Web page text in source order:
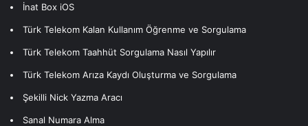
İnat Box iOS
Türk Telekom Kalan Kullanım Öğrenme ve Sorgulama
Türk Telekom Taahhüt Sorgulama Nasıl Yapılır
Türk Telekom Arıza Kaydı Oluşturma ve Sorgulama
Şekilli Nick Yazma Aracı
Sanal Numara Alma